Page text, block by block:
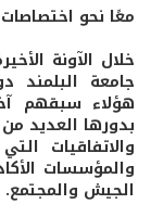
معًا نحو
خلال الآونة
جامعة البلمند
هؤلاء سبقهم
بدورها العديد
والاتفاقيات
والمؤسسات
الجيش والمجتمع.